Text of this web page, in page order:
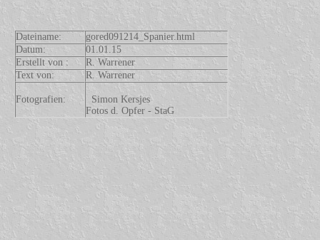
Dateiname:
gored091214_Spanier.html
Datum:
01.01.15
Erstellt von :
R. Warrener
Text von:
R. Warrener
Fotografien:
Simon Kersjes
Fotos d. Opfer - StaG